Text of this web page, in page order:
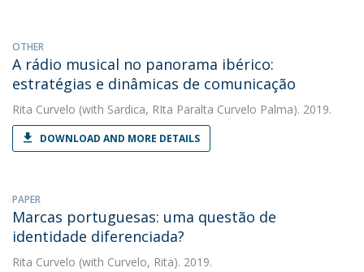
OTHER
A rádio musical no panorama ibérico:
estratégias e dinâmicas de comunicação
Rita Curvelo (with Sardica, RIta Paralta Curvelo Palma). 2019.
DOWNLOAD AND MORE DETAILS
PAPER
Marcas portuguesas: uma questão de
identidade diferenciada?
Rita Curvelo (with Curvelo, Rita). 2019.